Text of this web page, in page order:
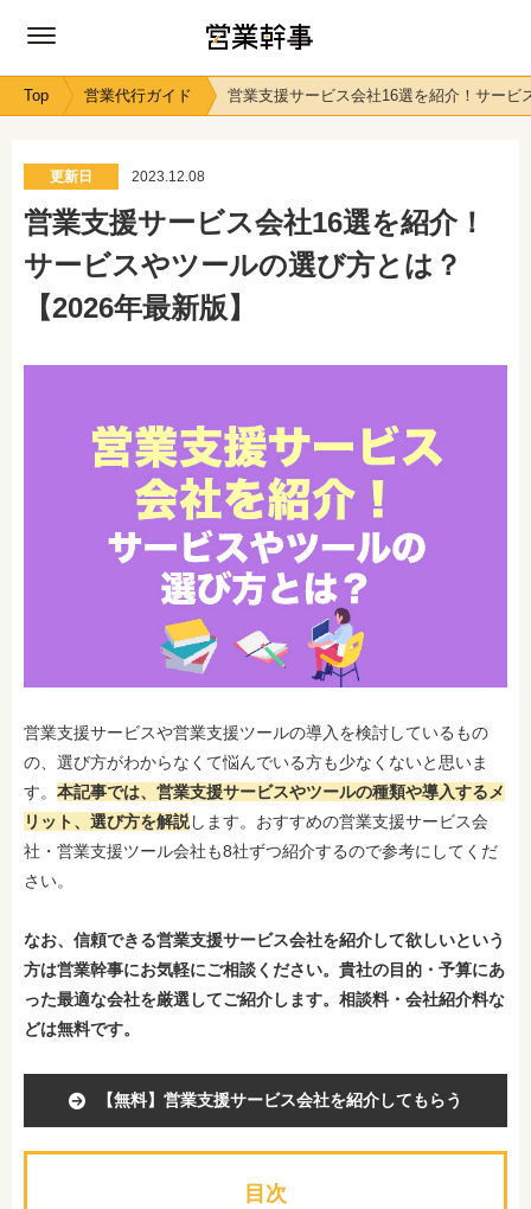
Top 営業代行ガイド 営業支援サービス会社16選を紹介！サービ
更新日 2023.12.08
営業支援サービス会社16選を紹介！
サービスやツールの選び方とは？
【2026年最新版】
営業支援サービスや営業支援ツールの導入を検討しているもの
の、選び方がわからなくて悩んでいる方も少なくないと思いま
す。 本記事では、営業支援サービスやツールの種類や導入するメ
リット、選び方を解説します。おすすめの営業支援サービス会
社・営業支援ツール会社も8社ずつ紹介するので参考にしてくだ
さい。
なお、 信頼できる営業支援サービス会社を紹介して欲しいという
方は営業幹事にお気軽にご相談ください。貴社の目的・予算にあ
った最適な会社を厳選してご紹介します。相談料・会社紹介料な
どは無料です。
【無料】営業支援サービス会社を紹介してもらう
目次